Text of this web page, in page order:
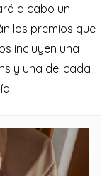
a cabo un
los premios que
incluyen una
y una delicada